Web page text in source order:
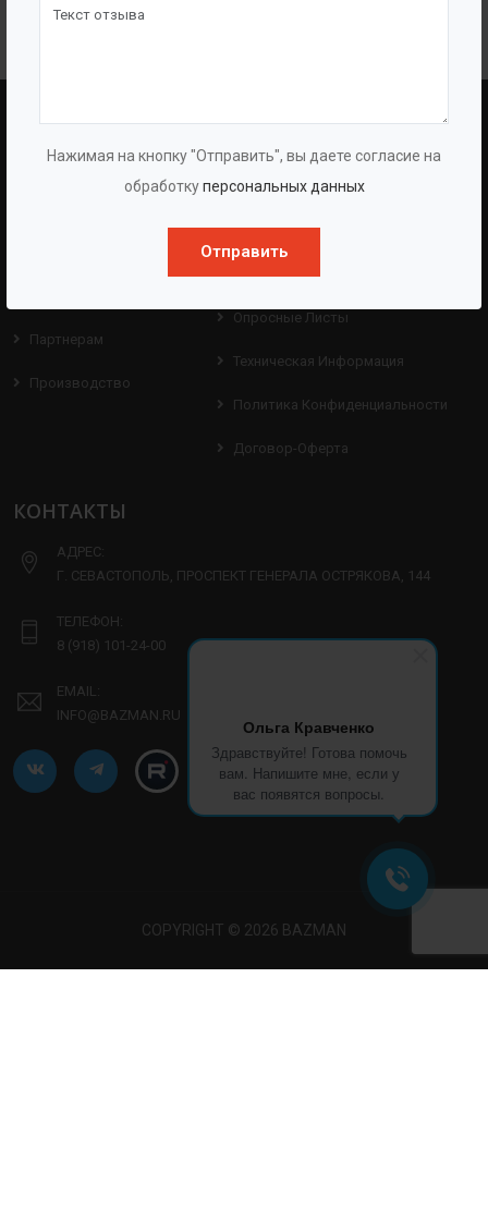
Нажимая на кнопку "Отправить", вы даете согласие на
обработкуперсональных данных
Отправить
Ольга Кравченко
Здравствуйте! Готова помочь
вам. Напишите мне, если у
вас появятся вопросы.
Партнерам
Производство
Оборудование
Услуги
Проекты
Опросные Листы
Техническая Информация
Политика Конфиденциальности
Договор-Оферта
КОНТАКТЫ
АДРЕС:
Г. СЕВАСТОПОЛЬ, ПРОСПЕКТ ГЕНЕРАЛА ОСТРЯКОВА, 144
ТЕЛЕФОН:
8 (918) 101-24-00
EMAIL:
INFO@BAZMAN.RU
COPYRIGHT © 2026 BAZMAN